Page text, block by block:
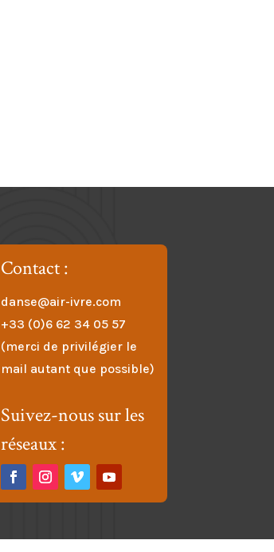
Contact :
danse@air-ivre.com
+33 (0)6 62 34 05 57
(merci de privilégier le
mail autant que possible)
Suivez-nous sur les
réseaux :